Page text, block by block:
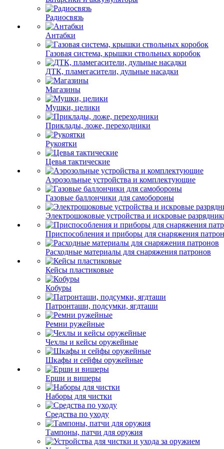
Радиосвязь
Антабки
Газовая система, крышки ствольных коробок
ДТК, пламегасители, дульные насадки
Магазины
Мушки, целики
Приклады, ложе, переходники
Рукоятки
Цевья тактические
Аэрозольные устройства и комплектующие
Газовые баллончики для самобороны
Электрошоковые устройства и искровые
Приспособления и приборы для снаряжения
Расходные материалы для снаряжения патронов
Кейсы пластиковые
Кобуры
Патронташи, подсумки, ягдташи
Ремни ружейные
Чехлы и кейсы оружейные
Шкафы и сейфы оружейные
Ерши и вишеры
Наборы для чистки
Средства по уходу
Тампоны, патчи для оружия